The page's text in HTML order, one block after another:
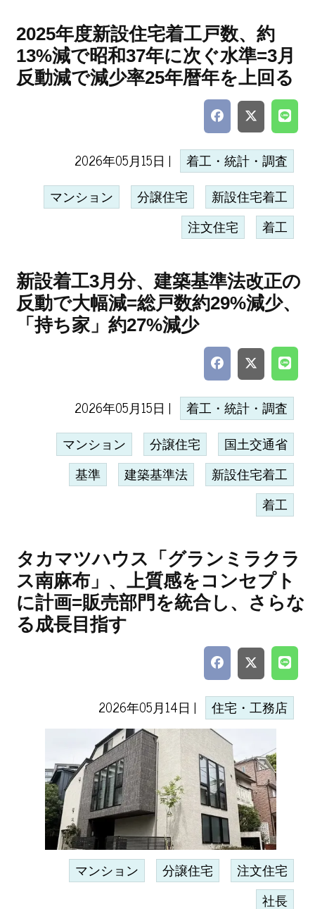
2025年度新設住宅着工戸数、約
13%減で昭和37年に次ぐ水準=3月
反動減で減少率25年暦年を上回る
2026年05月15日 | 着工・統計・調査
マンション 分譲住宅 新設住宅着工
注文住宅 着工
新設着工3月分、建築基準法改正の
反動で大幅減=総戸数約29%減少、
「持ち家」約27%減少
2026年05月15日 | 着工・統計・調査
マンション 分譲住宅 国土交通省
基準 建築基準法 新設住宅着工
着工
タカマツハウス「グランミラクラ
ス南麻布」、上質感をコンセプト
に計画=販売部門を統合し、さらな
る成長目指す
2026年05月14日 | 住宅・工務店
マンション 分譲住宅 注文住宅
社長